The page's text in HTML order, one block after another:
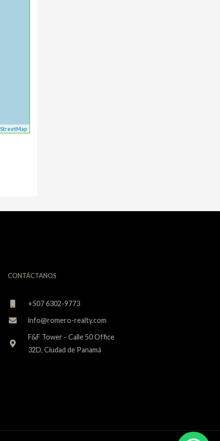
CONTÁCTANOS
+507 6302-9773
info@romero-realty.com
F&F Tower - Calle 50 Office
32D, Ciudad de Panamá